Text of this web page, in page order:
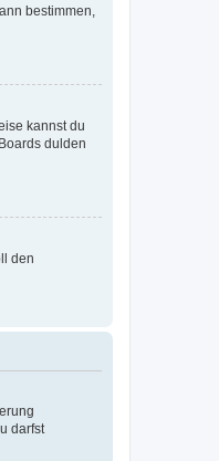
bestimmen,
kannst du
dulden
den
darfst